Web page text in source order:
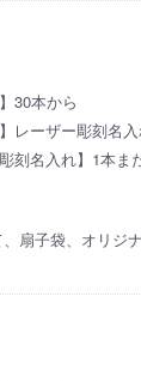
30本から
レーザー彫刻名
刻名入れ】1本ま
扇子袋、オリジ